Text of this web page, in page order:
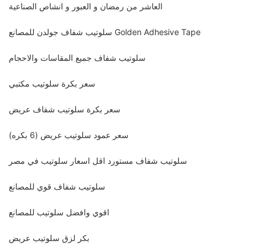
العاشر من رمضان و العبور و انشاص الصناعية
سلوتيب شفاف جولدن للمصانع Golden Adhesive Tape
سلوتيب شفاف جميع المقاسات والاحجام
سعر بكرة سلوتيب مكتبي
سعر بكرة سلوتيب شفاف عريض
سعر عمود سلوتيب عريض (6 بكره)
سلوتيب شفاف مستورد اقل اسعار سلوتيب في مصر
سلوتيب شفاف قوي للمصانع
اقوي وافضل سلوتيب للمصانع
بكر لزق سلوتيب عريض